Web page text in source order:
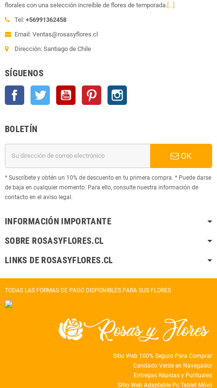
florales con una selección increíble de flores de temporada. [...]
Tel: +56991362458
Email: Ventas@rosasyflores.cl
Dirección: Santiago de Chile
SÍGUENOS
Facebook Twitter YouTube Pinterest
BOLETÍN
OK
* Suscríbete y obtén un 10% de descuento en tu primera compra. * Puede darse
de baja en cualquier momento. Para ello, consulte nuestra información de
contacto en el aviso legal.
INFORMACIÓN IMPORTANTE
SOBRE ROSASYFLORES.CL
LINKS DE ROSASYFLORES.CL
TODAS LAS FORMAS DE PAGO DISPONIBLES PARA SUS FLORES
Sitio Web 100% Seguro Para Comprar
Candado Verde en Navegador
Entregas Rápidas y Puntuales
Sitio Web Adaptable Pc Tablet Móvil